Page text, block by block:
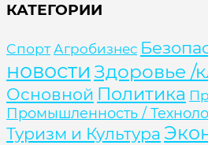
КАТЕГОРИИ
Cпорт Агробизнес
новости Здоровье /
Основной Политика
Промышленность /
Туризм и Культура